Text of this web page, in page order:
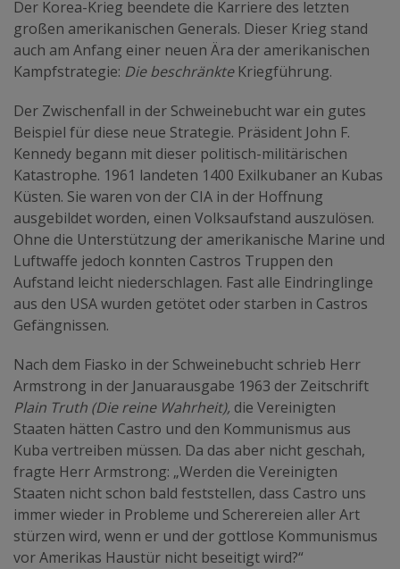
Der Korea-Krieg beendete die Karriere des letzten
großen amerikanischen Generals. Dieser Krieg stand
auch am Anfang einer neuen Ära der amerikanischen
Kampfstrategie: Die beschränkteKriegführung.
Der Zwischenfall in der Schweinebucht war ein gutes
Beispiel für diese neue Strategie. Präsident John F.
Kennedy begann mit dieser politisch-militärischen
Katastrophe. 1961 landeten 1400 Exilkubaner an Kubas
Küsten. Sie waren von der CIA in der Hoffnung
ausgebildet worden, einen Volksaufstand auszulösen.
Ohne die Unterstützung der amerikanische Marine und
Luftwaffe jedoch konnten Castros Truppen den
Aufstand leicht niederschlagen. Fast alle Eindringlinge
aus den USA wurden getötet oder starben in Castros
Gefängnissen.
Nach dem Fiasko in der Schweinebucht schrieb Herr
Armstrong in der Januarausgabe 1963 der Zeitschrift
Plain Truth (Die reine Wahrheit), die Vereinigten
Staaten hätten Castro und den Kommunismus aus
Kuba vertreiben müssen. Da das aber nicht geschah,
fragte Herr Armstrong: „Werden die Vereinigten
Staaten nicht schon bald feststellen, dass Castro uns
immer wieder in Probleme und Scherereien aller Art
stürzen wird, wenn er und der gottlose Kommunismus
vor Amerikas Haustür nicht beseitigt wird?“